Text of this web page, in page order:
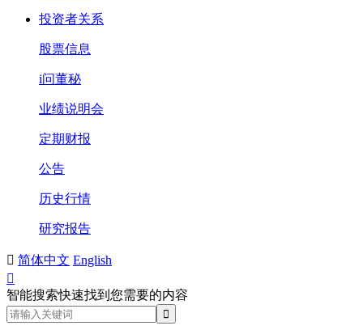
投资者关系
股票信息
i问董秘
业绩说明会
定期财报
公告
历史行情
研究报告
 简体中文 English

智能搜索快速找到您需要的内容